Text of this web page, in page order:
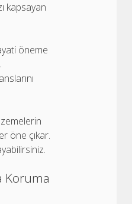
kapsayan
öneme
öne çıkar.
Koruma